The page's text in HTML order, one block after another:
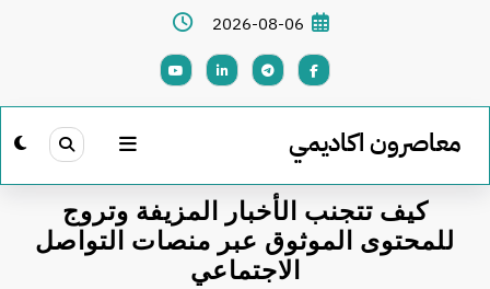
2026-08-06
معاصرون اكاديمي
كيف تتجنب الأخبار المزيفة وتروج
للمحتوى الموثوق عبر منصات التواصل
الاجتماعي